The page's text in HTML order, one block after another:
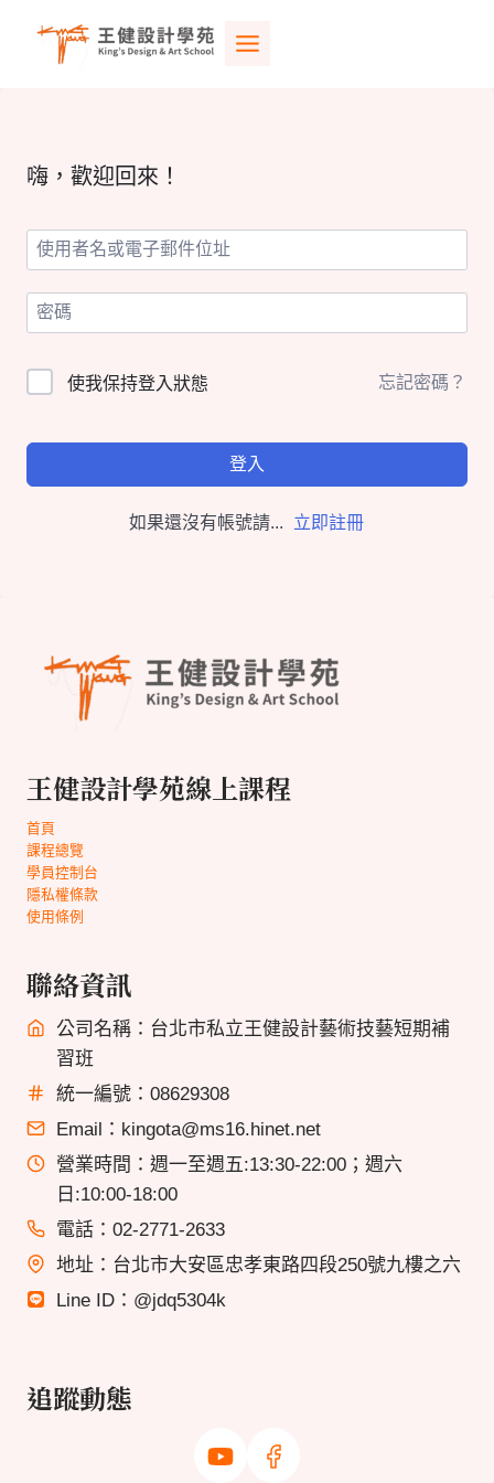
嗨，歡迎回來！
使我保持登入狀態 忘記密碼？
登入
如果還沒有帳號請... 立即註冊
王健設計學苑線上課程
首頁
課程總覽
學員控制台
隱私權條款
使用條例
聯絡資訊
公司名稱：台北市私立王健設計藝術技藝短期補
習班
統一編號：08629308
Email：kingota@ms16.hinet.net
營業時間：週一至週五:13:30-22:00；週六
日:10:00-18:00
電話：02-2771-2633
地址：台北市大安區忠孝東路四段250號九樓之六
Line ID：@jdq5304k
追蹤動態